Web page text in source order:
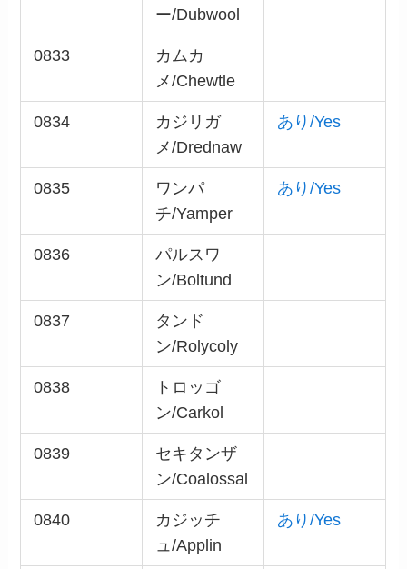
ー/Dubwool
0833
カムカ
メ/Chewtle
0834
カジリガ
メ/Drednaw
あり/Yes
0835
ワンパ
チ/Yamper
あり/Yes
0836
パルスワ
ン/Boltund
0837
タンド
ン/Rolycoly
0838
トロッゴ
ン/Carkol
0839
セキタンザ
ン/Coalossal
0840
カジッチ
ュ/Applin
あり/Yes